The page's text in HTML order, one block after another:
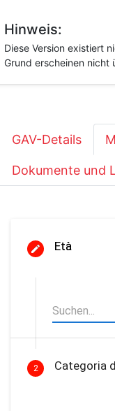
Hinweis:
Diese Version existiert
Grund erscheinen nicht
GAV-Details
Dokumente und
Età
2 Categoria